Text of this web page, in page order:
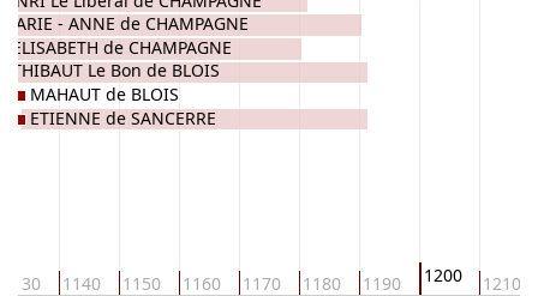
1130 1140 1150 1160 1170 1180 1190 1200 1210
MARIE - ANNE de CHAMPAGNE
ELISABETH de CHAMPAGNE
THIBAUT Le Bon de BLOIS
MAHAUT de BLOIS
ETIENNE de SANCERRE